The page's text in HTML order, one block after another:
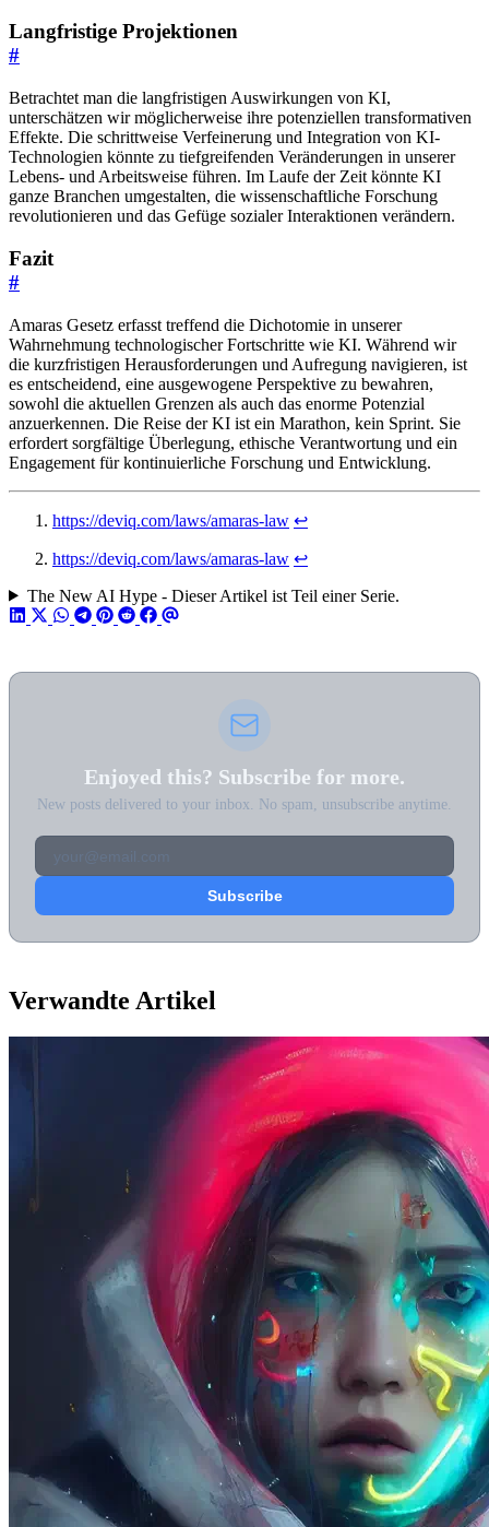
Langfristige Projektionen
#
Betrachtet man die langfristigen Auswirkungen von KI,
unterschätzen wir möglicherweise ihre potenziellen transformativen
Effekte. Die schrittweise Verfeinerung und Integration von KI-
Technologien könnte zu tiefgreifenden Veränderungen in unserer
Lebens- und Arbeitsweise führen. Im Laufe der Zeit könnte KI
ganze Branchen umgestalten, die wissenschaftliche Forschung
revolutionieren und das Gefüge sozialer Interaktionen verändern.
Fazit
#
Amaras Gesetz erfasst treffend die Dichotomie in unserer
Wahrnehmung technologischer Fortschritte wie KI. Während wir
die kurzfristigen Herausforderungen und Aufregung navigieren, ist
es entscheidend, eine ausgewogene Perspektive zu bewahren,
sowohl die aktuellen Grenzen als auch das enorme Potenzial
anzuerkennen. Die Reise der KI ist ein Marathon, kein Sprint. Sie
erfordert sorgfältige Überlegung, ethische Verantwortung und ein
Engagement für kontinuierliche Forschung und Entwicklung.
https://deviq.com/laws/amaras-law ↩︎
https://deviq.com/laws/amaras-law ↩︎
The New AI Hype - Dieser Artikel ist Teil einer Serie.
Enjoyed this? Subscribe for more.
New posts delivered to your inbox. No spam, unsubscribe anytime.
Verwandte Artikel